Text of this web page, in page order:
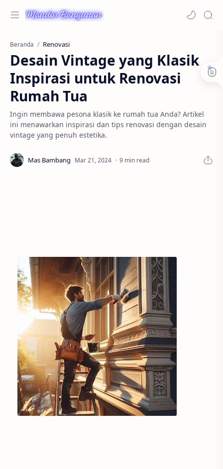
Beranda Renovasi
Desain Vintage yang Klasik
Inspirasi untuk Renovasi
Rumah Tua
Ingin membawa pesona klasik ke rumah tua Anda? Artikel
ini menawarkan inspirasi dan tips renovasi dengan desain
vintage yang penuh estetika.
9 min read